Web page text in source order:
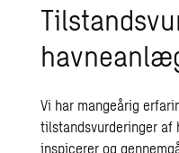
Vi har mangeårig
tilstandsvurderinger af
inspicerer og